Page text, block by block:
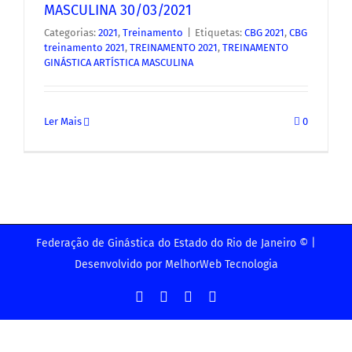
MASCULINA 30/03/2021
Categorias: 2021, Treinamento Etiquetas: CBG 2021, CBG
treinamento 2021, TREINAMENTO 2021, TREINAMENTO
GINÁSTICA ARTÍSTICA MASCULINA
Ler Mais 0
Federação de Ginástica do Estado do Rio de Janeiro © |
Desenvolvido por MelhorWeb Tecnologia
FacebookInstagramYouTube
Grupo